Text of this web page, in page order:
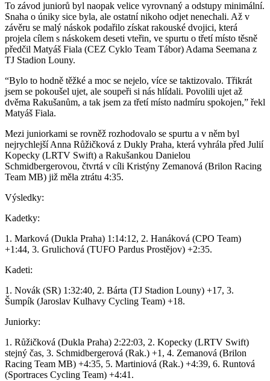
To závod juniorů byl naopak velice vyrovnaný a odstupy minimální.
Snaha o úniky sice byla, ale ostatní nikoho odjet nenechali. Až v
závěru se malý náskok podařilo získat rakouské dvojici, která
projela cílem s náskokem deseti vteřin, ve spurtu o třetí místo těsně
předčil Matyáš Fiala (CEZ Cyklo Team Tábor) Adama Seemana z
TJ Stadion Louny.
“Bylo to hodně těžké a moc se nejelo, více se taktizovalo. Třikrát
jsem se pokoušel ujet, ale soupeři si nás hlídali. Povolili ujet až
dvěma Rakušanům, a tak jsem za třetí místo nadmíru spokojen,” řekl
Matyáš Fiala.
Mezi juniorkami se rovněž rozhodovalo se spurtu a v něm byl
nejrychlejší Anna Růžičková z Dukly Praha, která vyhrála před Julií
Kopecky (LRTV Swift) a Rakušankou Danielou
Schmidbergerovou, čtvrtá v cíli Kristýny Zemanová (Brilon Racing
Team MB) již měla ztrátu 4:35.
Výsledky:
Kadetky:
1. Marková (Dukla Praha) 1:14:12, 2. Hanáková (CPO Team)
+1:44, 3. Grulichová (TUFO Pardus Prostějov) +2:35.
Kadeti:
1. Novák (SR) 1:32:40, 2. Bárta (TJ Stadion Louny) +17, 3.
Šumpík (Jaroslav Kulhavy Cycling Team) +18.
Juniorky:
1. Růžičková (Dukla Praha) 2:22:03, 2. Kopecky (LRTV Swift)
stejný čas, 3. Schmidbergerová (Rak.) +1, 4. Zemanová (Brilon
Racing Team MB) +4:35, 5. Martiniová (Rak.) +4:39, 6. Runtová
(Sportraces Cycling Team) +4:41.